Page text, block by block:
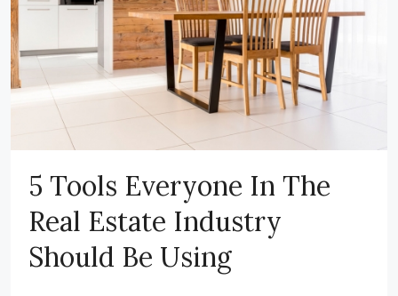
5 Tools Everyone In The
Real Estate Industry
Should Be Using